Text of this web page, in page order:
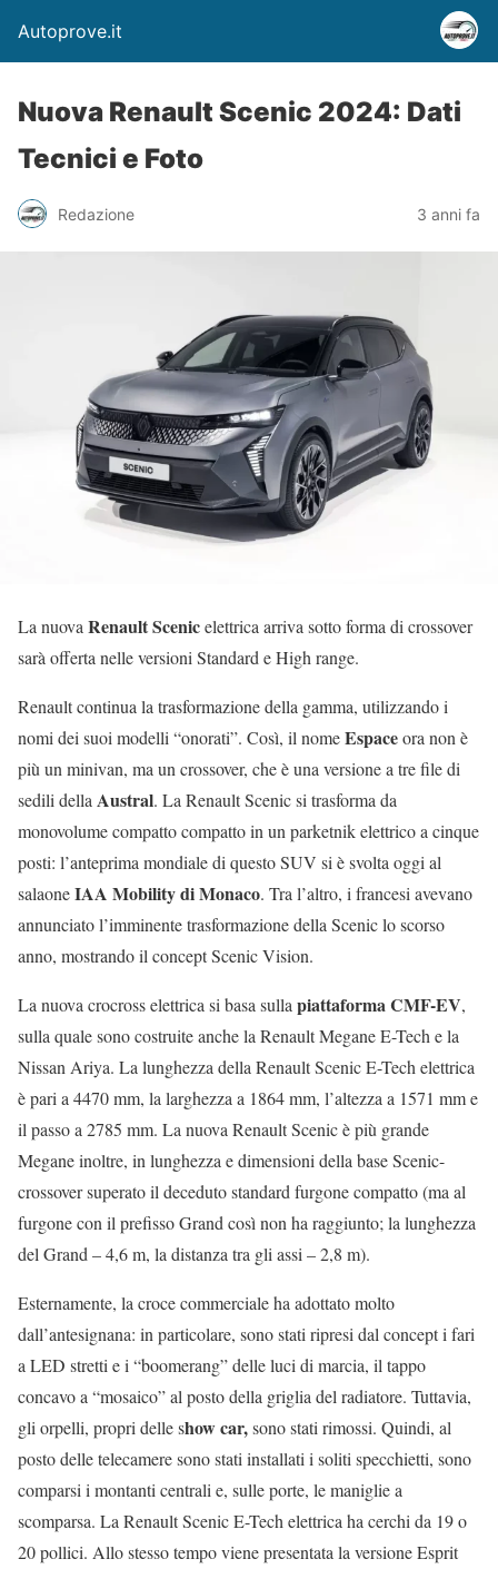
Autoprove.it
Nuova Renault Scenic 2024: Dati
Tecnici e Foto
Redazione 3 anni fa
La nuova Renault Scenicelettrica arriva sotto forma di crossover
sarà offerta nelle versioni Standard e High range.
Renault continua la trasformazione della gamma, utilizzando i
nomi dei suoi modelli “onorati”. Così, il nomeEspaceora non è
più un minivan, ma un crossover, che è una versione a tre file di
sedili della Austral. La Renault Scenic si trasforma da
monovolume compatto compatto in un parketnik elettrico a cinque
posti: l’anteprima mondiale di questo SUV si è svolta oggi al
salaoneIAA Mobility di Monaco. Tra l’altro, i francesi avevano
annunciato l’imminente trasformazione della Scenic lo scorso
anno, mostrando il concept Scenic Vision.
La nuova crocross elettrica si basa sulla piattaforma CMF-EV,
sulla quale sono costruite anche la Renault Megane E-Tech e la
Nissan Ariya. La lunghezza della Renault Scenic E-Tech elettrica
è pari a 4470 mm, la larghezza a 1864 mm, l’altezza a 1571 mm e
il passo a 2785 mm. La nuova Renault Scenic è più grande
Megane inoltre, in lunghezza e dimensioni della base Scenic-
crossover superato il deceduto standard furgone compatto (ma al
furgone con il prefisso Grand così non ha raggiunto; la lunghezza
del Grand – 4,6 m, la distanza tra gli assi – 2,8 m).
Esternamente, la croce commerciale ha adottato molto
dall’antesignana: in particolare, sono stati ripresi dal concept i fari
a LED stretti e i “boomerang” delle luci di marcia, il tappo
concavo a “mosaico” al posto della griglia del radiatore. Tuttavia,
gli orpelli, propri delle show car,sono stati rimossi. Quindi, al
posto delle telecamere sono stati installati i soliti specchietti, sono
comparsi i montanti centrali e, sulle porte, le maniglie a
scomparsa. La Renault Scenic E-Tech elettrica ha cerchi da 19 o
20 pollici. Allo stesso tempo viene presentata la versione Esprit